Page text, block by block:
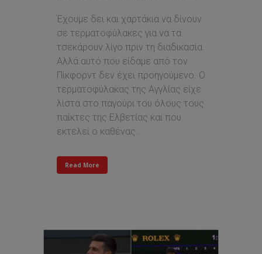
Έχουμε δει και χαρτάκια να δίνουν
σε τερματοφύλακες για να τα
τσεκάρουν λίγο πριν τη διαδικασία.
Αλλά αυτό που είδαμε από τον
Πίκφορντ δεν έχει προηγούμενο. Ο
τερματοφύλακας της Αγγλίας είχε
λίστα στο παγούρι του όλους τους
παίκτες της Ελβετίας και που
εκτελεί ο καθένας...
Read More